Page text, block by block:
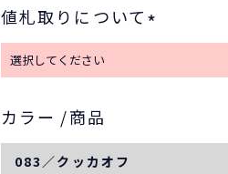
値札取りについて
(
必
カラー 商品
083／クッカオフ